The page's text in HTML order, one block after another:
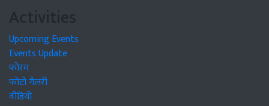
Activities
Upcoming Events
Events Update
फोरम
फोटो गैलरी
वीडियो